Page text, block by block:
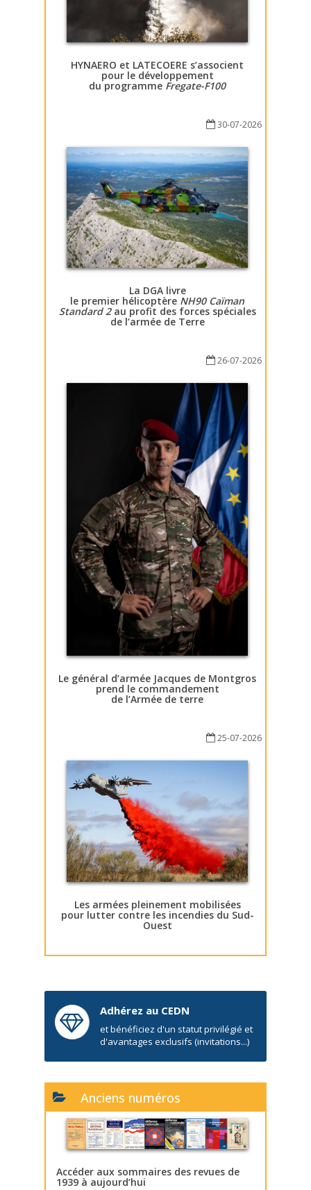
HYNAERO et LATECOERE s’associent
pour le développement
du programme Fregate-F100
30-07-2026
La DGA livre
le premier hélicoptère NH90 Caïman
Standard 2au profit des forces spéciales
de l’armée de Terre
26-07-2026
Le général d’armée Jacques de Montgros
prend le commandement
de l’Armée de terre
25-07-2026
Les armées pleinement mobilisées
pour lutter contre les incendies du Sud-
Ouest
Adhérez au CEDN
et bénéficiez d'un statut privilégié et
d'avantages exclusifs (invitations...)
Anciens numéros
Accéder aux sommaires des revues de
1939 à aujourd’hui